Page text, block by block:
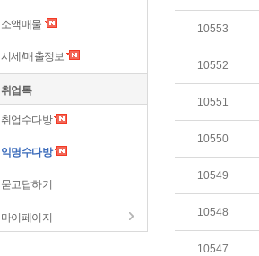
소액매물
시세/매출정보
취업톡
취업수다방
익명수다방
묻고답하기
마이페이지
10553
10552
10551
10550
10549
10548
10547